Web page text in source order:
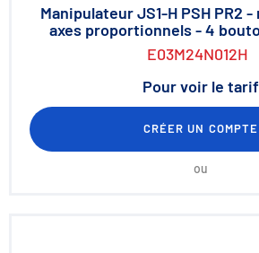
Manipulateur JS1-H PSH PR2
axes proportionnels - 4
E03M24N012H
Pour voir le tarif
CRÉER UN COMPTE
ou